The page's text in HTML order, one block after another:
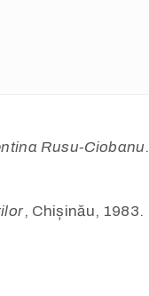
Rusu-Ciobanu.
, Chișinău, 1983.